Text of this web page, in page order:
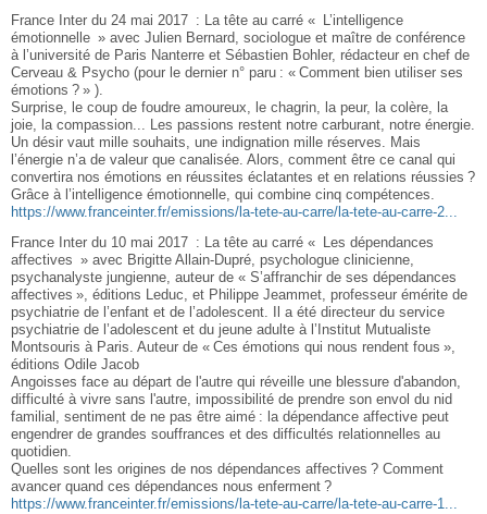
France Inter du 24 mai 2017 : La tête au carré « L’intelligence
émotionnelle » avec Julien Bernard, sociologue et maître de conférence
à l’université de Paris Nanterre et Sébastien Bohler, rédacteur en chef de
Cerveau & Psycho (pour le dernier n° paru : « Comment bien utiliser ses
émotions ? » ).
Surprise, le coup de foudre amoureux, le chagrin, la peur, la colère, la
joie, la compassion... Les passions restent notre carburant, notre énergie.
Un désir vaut mille souhaits, une indignation mille réserves. Mais
l’énergie n’a de valeur que canalisée. Alors, comment être ce canal qui
convertira nos émotions en réussites éclatantes et en relations réussies ?
Grâce à l’intelligence émotionnelle, qui combine cinq compétences.
https://www.franceinter.fr/emissions/la-tete-au-carre/la-tete-au-carre-2...
France Inter du 10 mai 2017 : La tête au carré « Les dépendances
affectives » avec Brigitte Allain-Dupré, psychologue clinicienne,
psychanalyste jungienne, auteur de « S’affranchir de ses dépendances
affectives », éditions Leduc, et Philippe Jeammet, professeur émérite de
psychiatrie de l’enfant et de l’adolescent. Il a été directeur du service
psychiatrie de l’adolescent et du jeune adulte à l’Institut Mutualiste
Montsouris à Paris. Auteur de « Ces émotions qui nous rendent fous »,
éditions Odile Jacob
Angoisses face au départ de l'autre qui réveille une blessure d'abandon,
difficulté à vivre sans l'autre, impossibilité de prendre son envol du nid
familial, sentiment de ne pas être aimé : la dépendance affective peut
engendrer de grandes souffrances et des difficultés relationnelles au
quotidien.
Quelles sont les origines de nos dépendances affectives ? Comment
avancer quand ces dépendances nous enferment ?
https://www.franceinter.fr/emissions/la-tete-au-carre/la-tete-au-carre-1...